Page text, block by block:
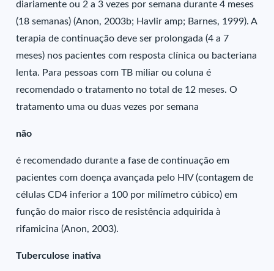
diariamente ou 2 a 3 vezes por semana durante 4 meses
(18 semanas) (Anon, 2003b; Havlir amp; Barnes, 1999). A
terapia de continuação deve ser prolongada (4 a 7
meses) nos pacientes com resposta clínica ou bacteriana
lenta. Para pessoas com TB miliar ou coluna é
recomendado o tratamento no total de 12 meses. O
tratamento uma ou duas vezes por semana
não
é recomendado durante a fase de continuação em
pacientes com doença avançada pelo HIV (contagem de
células CD4 inferior a 100 por milímetro cúbico) em
função do maior risco de resistência adquirida à
rifamicina (Anon, 2003).
Tuberculose inativa